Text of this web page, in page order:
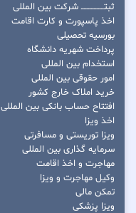
ثبتــــــــــــــــ شرکت بین المللی
اخذ پاسپورت و کارت اقامت
بورسیه تحصیلی
پرداخت شهریه دانشگاه
استخدام بین المللی
امور حقوقی بین المللی
خرید املاک خارج کشور
افتتاح حساب بانکی بین المللی
اخذ ویزا
ویزا توریستی و مسافرتی
سرمایه گذاری بین المللی
مهاجرت و اخذ اقامت
وکیل مهاجرت و ویزا
تمکن مالی
ویزا پزشکی